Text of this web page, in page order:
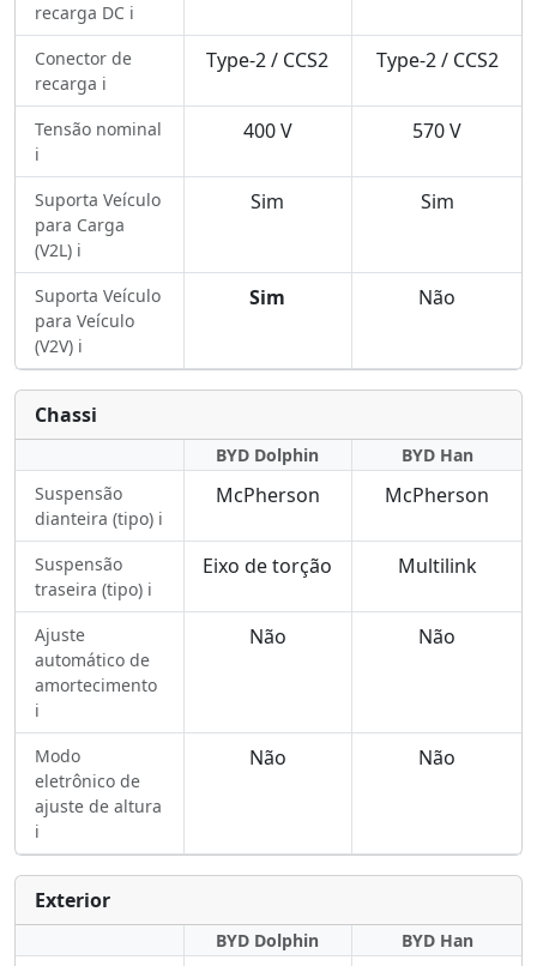
recarga DC ℹ️
Conector de
recarga ℹ️
Type-2 / CCS2 Type-2 / CCS2
Tensão nominal
ℹ️
400 V 570 V
Suporta Veículo
para Carga
(V2L) ℹ️
Sim Sim
Suporta Veículo
para Veículo
(V2V) ℹ️
Sim Não
Chassi
BYD Dolphin
BYD Han
Suspensão
dianteira (tipo) ℹ️
McPherson McPherson
Suspensão
traseira (tipo) ℹ️
Eixo de torção Multilink
Ajuste
automático de
amortecimento
ℹ️
Não Não
Modo
eletrônico de
ajuste de altura
ℹ️
Não Não
Exterior
BYD Dolphin BYD Han